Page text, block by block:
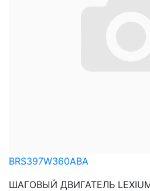
BRS397W360ABA
ШАГОВЫЙ ДВИГАТЕЛЬ